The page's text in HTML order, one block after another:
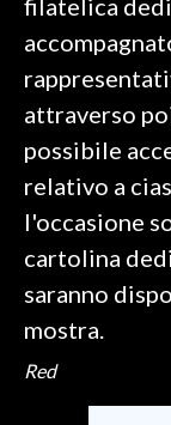
filatelica
attraverso
possibile
relativo a
l'occasione
cartolina
saranno
mostra.
Red